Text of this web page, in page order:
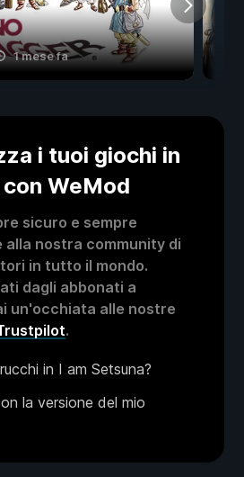
1 mese fa
i tuoi giochi in
WeMod
sicuro e sempre
nostra community di
in tutto il mondo.
dagli abbonati a
un'occhiata alle nostre
.
in I am Setsuna?
la versione del mio